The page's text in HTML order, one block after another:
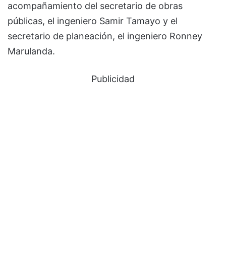
acompañamiento del secretario de obras
públicas, el ingeniero Samir Tamayo y el
secretario de planeación, el ingeniero Ronney
Marulanda.
Publicidad